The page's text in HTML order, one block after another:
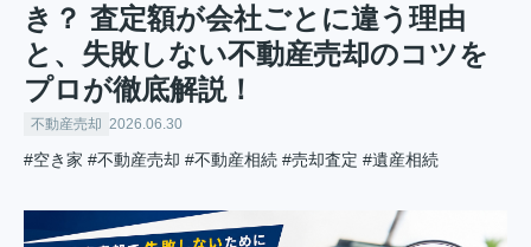
き？ 査定額が会社ごとに違う理由
と、失敗しない不動産売却のコツを
プロが徹底解説！
不動産売却 2026.06.30
#空き家 #不動産売却 #不動産相続 #売却査定 #遺産相続